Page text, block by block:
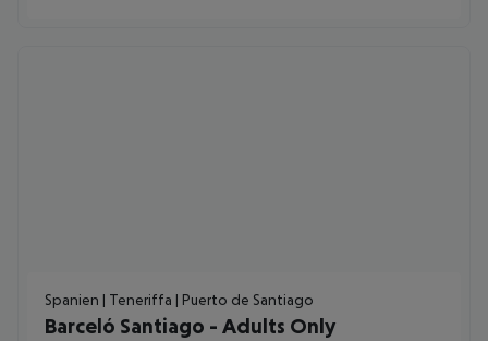
Spanien | Teneriffa | Puerto de Santiago
Barceló Santiago - Adults Only